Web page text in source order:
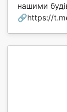
нашими
🔗https://